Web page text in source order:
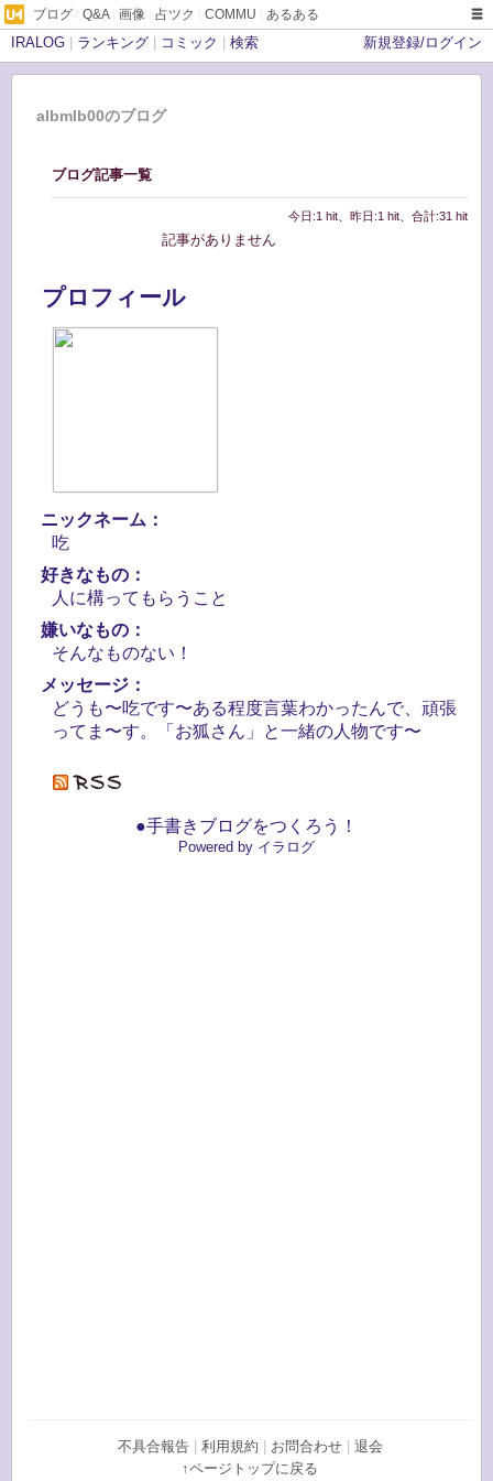
ブログ Q&A| 画像 占ツク COMMU あるある
IRALOG ランキング コミック 検索 新規登録/ログイン
albmlb00のブログ
ブログ記事一覧
今日:1 hit、昨日:1 hit、合計:31 hit
記事がありません
プロフィール
ニックネーム：
吃
好きなもの：
人に構ってもらうこと
嫌いなもの：
そんなものない！
メッセージ：
どうも〜吃です〜ある程度言葉わかったんで、頑張
ってま〜す。「お狐さん」と一緒の人物です〜
●手書きブログをつくろう！
Powered by イラログ
不具合報告 利用規約 お問合わせ
退会
↑ページトップに戻る